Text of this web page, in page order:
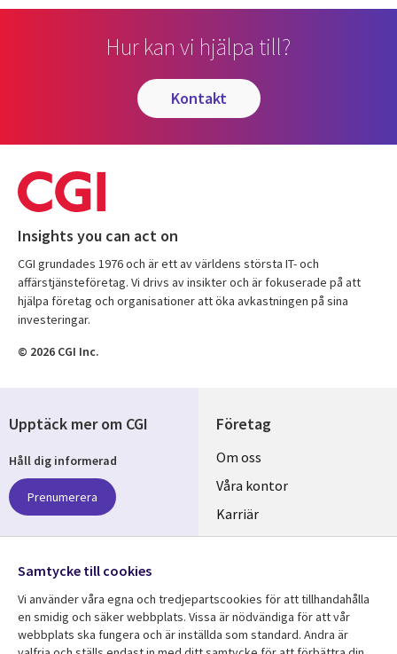
Hur kan vi hjälpa till?
kontakt
Insights you can act on
CGI grundades 1976 och är ett av världens största IT- och
affärstjänsteföretag. Vi drivs av insikter och är fokuserade på att
hjälpa företag och organisationer att öka avkastningen på sina
investeringar.
© 2026 CGI Inc.
Företag
Useful
links
SWEDEN
Om oss
Våra kontor
Karriär
Hållbarhet
Upptäck mer om CGI
Håll dig informerad
Prenumerera
Följ oss
Social
Media
Samtycke till cookies
Vi använder våra egna och tredjepartscookies för att tillhandahålla
en smidig och säker webbplats. Vissa är nödvändiga för att vår
webbplats ska fungera och är inställda som standard. Andra är